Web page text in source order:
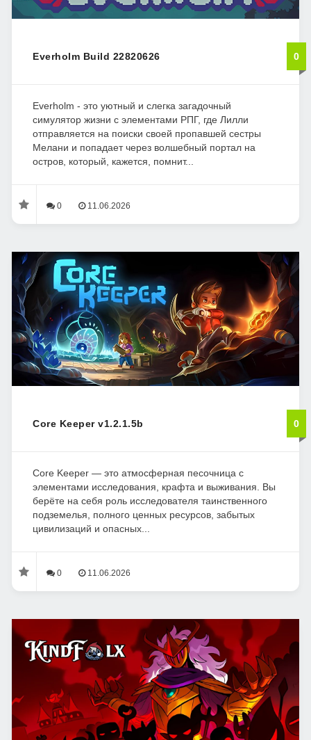
Everholm Build 22820626 0
Everholm - это уютный и слегка загадочный
симулятор жизни с элементами РПГ, где Лилли
отправляется на поиски своей пропавшей сестры
Мелани и попадает через волшебный портал на
остров, который, кажется, помнит...
0 11.06.2026
Core Keeper v1.2.1.5b 0
Core Keeper — это атмосферная песочница с
элементами исследования, крафта и выживания. Вы
берёте на себя роль исследователя таинственного
подземелья, полного ценных ресурсов, забытых
цивилизаций и опасных...
0 11.06.2026